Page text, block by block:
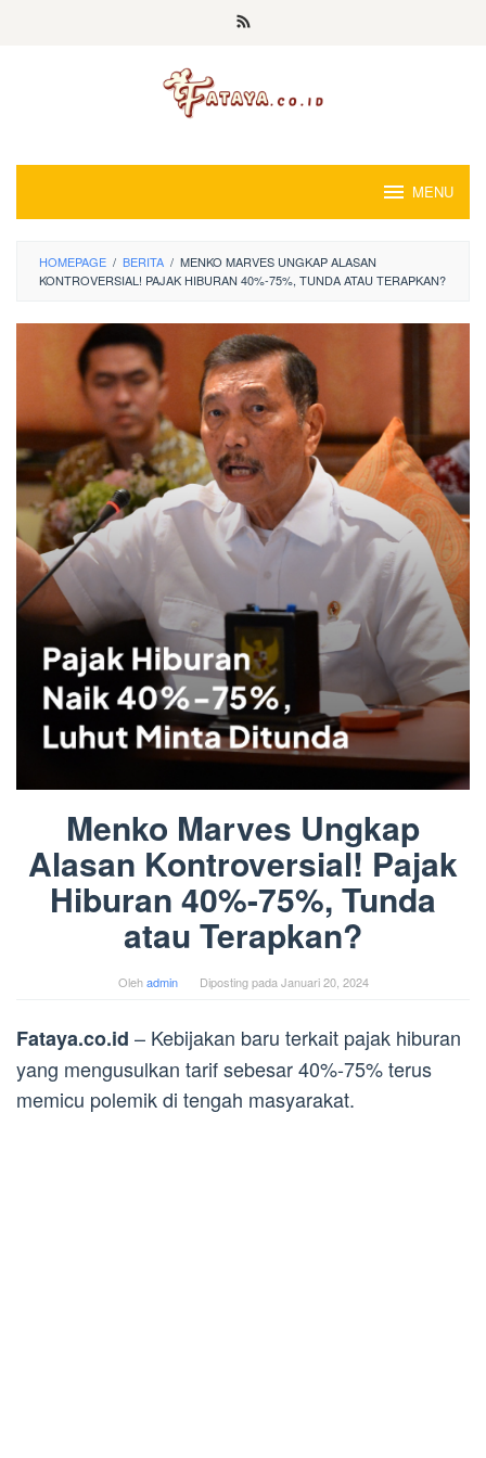
MENU
HOMEPAGE / BERITA / MENKO MARVES UNGKAP ALASAN
KONTROVERSIAL! PAJAK HIBURAN 40%-75%, TUNDA ATAU TERAPKAN?
Menko Marves Ungkap
Alasan Kontroversial! Pajak
Hiburan 40%-75%, Tunda
atau Terapkan?
Olehadmin Diposting pada Januari 20, 2024
Fataya.co.id – Kebijakan baru terkait pajak hiburan
yang mengusulkan tarif sebesar 40%-75% terus
memicu polemik di tengah masyarakat.